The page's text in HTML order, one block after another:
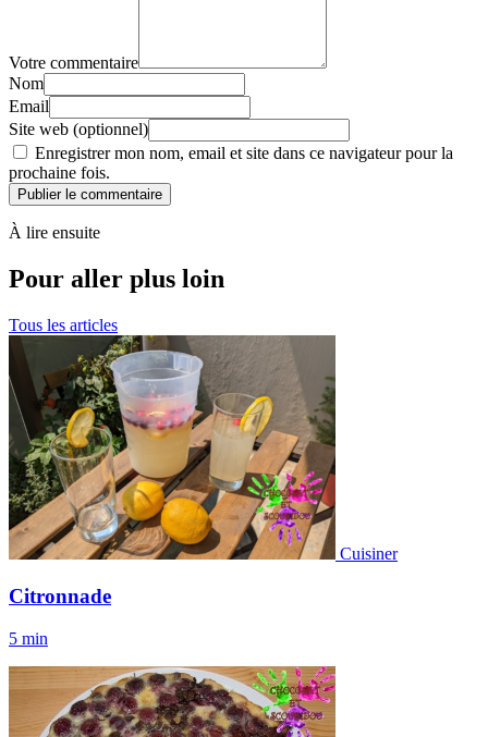
Votre commentaire
Nom
Email
Site web (optionnel)
Enregistrer mon nom, email et site dans ce navigateur pour la
prochaine fois.
Publier le commentaire
À lire ensuite
Pour aller plus loin
Tous les articles
Cuisiner
Citronnade
5 min